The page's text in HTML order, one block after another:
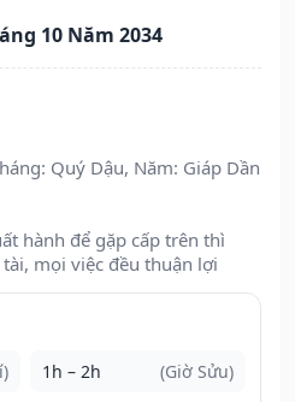
10 Năm 2034
Quý Dậu, Năm: Giáp Dần
hành để gặp cấp trên thì
mọi việc đều thuận lợi
1h – 2h (Giờ Sửu)